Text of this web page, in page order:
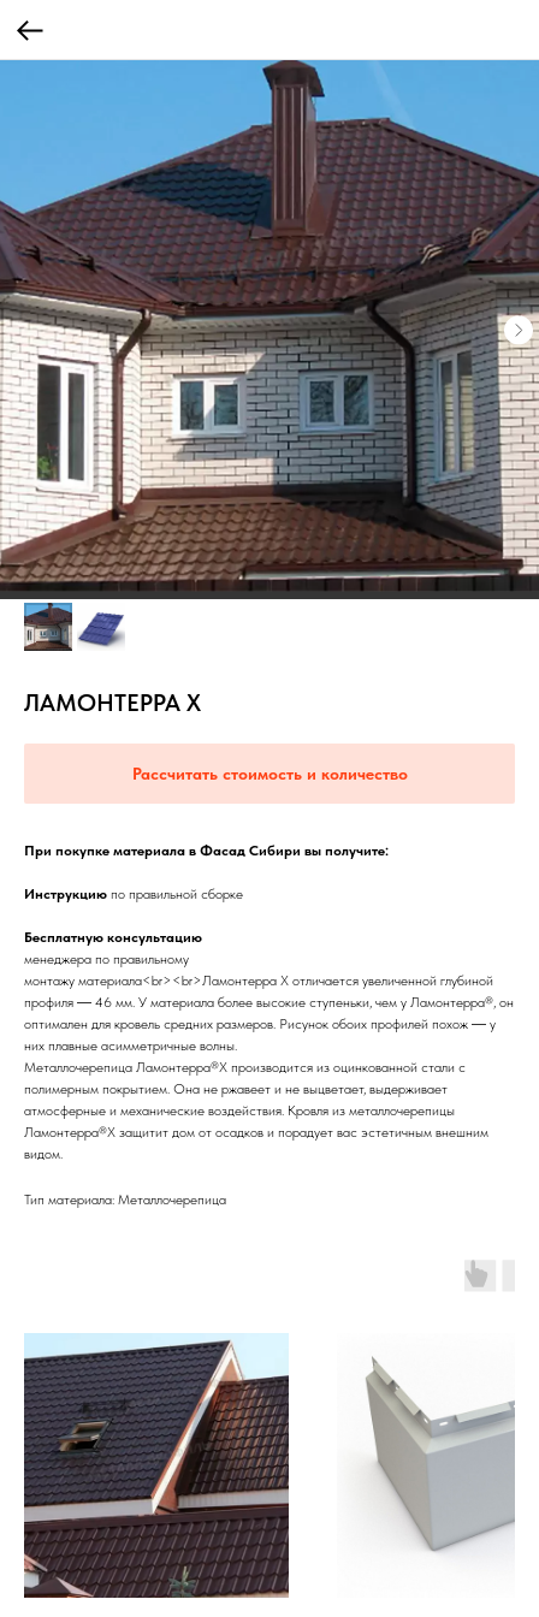
ЛАМОНТЕРРА Х
Рассчитать стоимость и количество
При покупке материала в Фасад Сибири вы получите:
Инструкцию по правильной сборке
Бесплатную консультацию
менеджера по правильному
монтажу материала<br><br>Ламонтерра Х отличается увеличенной глубиной
профиля ― 46 мм. У материала более высокие ступеньки, чем у Ламонтерра®, он
оптимален для кровель средних размеров. Рисунок обоих профилей похож ― у
них плавные асимметричные волны.
Металлочерепица Ламонтерра®Х производится из оцинкованной стали с
полимерным покрытием. Она не ржавеет и не выцветает, выдерживает
атмосферные и механические воздействия. Кровля из металлочерепицы
Ламонтерра®Х защитит дом от осадков и порадует вас эстетичным внешним
видом.
Тип материала: Металлочерепица